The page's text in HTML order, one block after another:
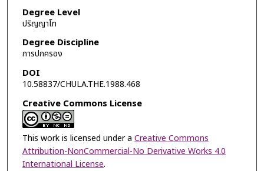
Degree Level
ปริญญาโท
Degree Discipline
การปกครอง
DOI
10.58837/CHULA.THE.1988.468
Creative Commons License
This work is licensed under a Creative Commons
Attribution-NonCommercial-No Derivative Works 4.0
International License.